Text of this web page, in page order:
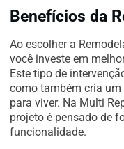
Benefícios da
Ao escolher a
você investe em
Este tipo de
como também cria
para viver. Na Multi
projeto é pensado de
funcionalidade.